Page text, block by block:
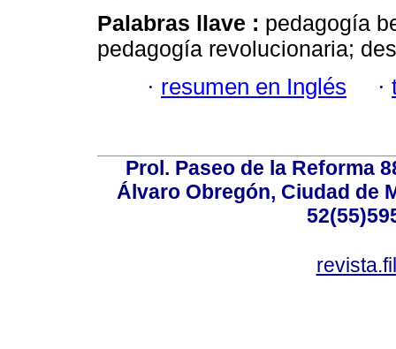
Palabras llave : pedagogía
pedagogía revolucionaria;
· resumen en Inglés ·
Prol. Paseo de la Reforma
Álvaro Obregón, Ciudad de